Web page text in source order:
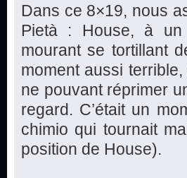
Dans ce 8×19, nous
Pietà : House, à un
mourant se tortillant
moment aussi
ne pouvant réprimer
regard. C’était un
chimio qui tournait
position de House).